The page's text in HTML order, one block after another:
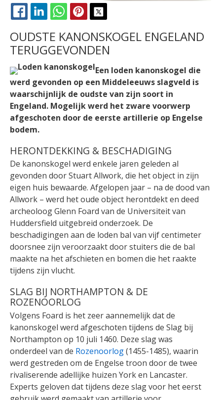
FACEBOOK
LINKEDINWHATSAPPPINTEREST
OUDSTE KANONSKOGEL ENGELAND
TERUGGEVONDEN
Een loden kanonskogel die
werd gevonden op een Middeleeuws slagveld is
waarschijnlijk de oudste van zijn soort in
Engeland. Mogelijk werd het zware voorwerp
afgeschoten door de eerste artillerie op Engelse
bodem.
HERONTDEKKING & BESCHADIGING
De kanonskogel werd enkele jaren geleden al
gevonden door Stuart Allwork, die het object in zijn
eigen huis bewaarde. Afgelopen jaar – na de dood van
Allwork – werd het oude object herontdekt en deed
archeoloog Glenn Foard van de Universiteit van
Huddersfield uitgebreid onderzoek. De
beschadigingen aan de loden bal van vijf centimeter
doorsnee zijn veroorzaakt door stuiters die de bal
maakte na het afschieten en bomen die het raakte
tijdens zijn vlucht.
SLAG BIJ NORTHAMPTON & DE
ROZENOORLOG
Volgens Foard is het zeer aannemelijk dat de
kanonskogel werd afgeschoten tijdens de Slag bij
Northampton op 10 juli 1460. Deze slag was
onderdeel van de Rozenoorlog(1455-1485), waarin
werd gestreden om de Engelse troon door de twee
rivaliserende adellijke huizen York en Lancaster.
Experts geloven dat tijdens deze slag voor het eerst